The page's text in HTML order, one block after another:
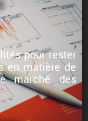
pour rester
en matière de
des